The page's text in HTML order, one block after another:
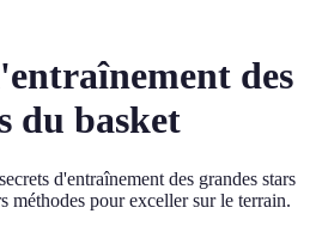
des
du basket
d'entraînement des grandes stars
méthodes pour exceller sur le terrain.